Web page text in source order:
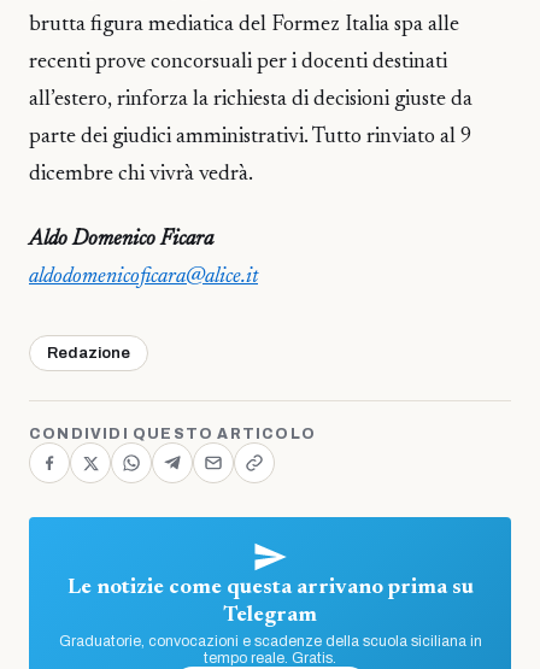
brutta figura mediatica del Formez Italia spa alle
recenti prove concorsuali per i docenti destinati
all’estero, rinforza la richiesta di decisioni giuste da
parte dei giudici amministrativi. Tutto rinviato al 9
dicembre chi vivrà vedrà.
Aldo Domenico Ficara
aldodomenicoficara@alice.it
Redazione
CONDIVIDI QUESTO ARTICOLO
Le notizie come questa arrivano prima su
Telegram
Graduatorie, convocazioni e scadenze della scuola siciliana in
tempo reale. Gratis.